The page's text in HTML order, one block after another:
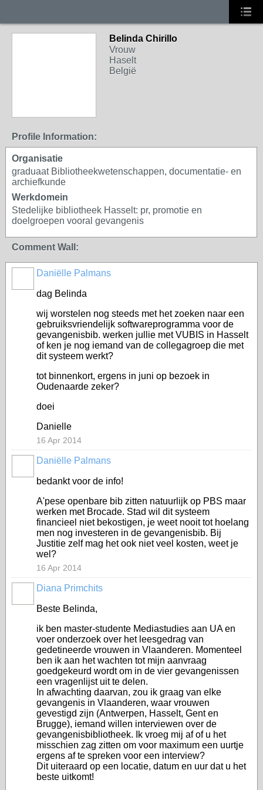
Belinda Chirillo
Vrouw
Haselt
België
Profile Information:
Organisatie
graduaat Bibliotheekwetenschappen, documentatie- en
archiefkunde
Werkdomein
Stedelijke bibliotheek Hasselt: pr, promotie en
doelgroepen vooral gevangenis
Comment Wall:
Daniëlle Palmans
dag Belinda
wij worstelen nog steeds met het zoeken naar een
gebruiksvriendelijk softwareprogramma voor de
gevangenisbib. werken jullie met VUBIS in Hasselt
of ken je nog iemand van de collegagroep die met
dit systeem werkt?
tot binnenkort, ergens in juni op bezoek in
Oudenaarde zeker?
doei
Danielle
16 Apr 2014
Daniëlle Palmans
bedankt voor de info!
A'pese openbare bib zitten natuurlijk op PBS maar
werken met Brocade. Stad wil dit systeem
financieel niet bekostigen, je weet nooit tot hoelang
men nog investeren in de gevangenisbib. Bij
Justitie zelf mag het ook niet veel kosten, weet je
wel?
16 Apr 2014
Diana Primchits
Beste Belinda,
ik ben master-studente Mediastudies aan UA en
voer onderzoek over het leesgedrag van
gedetineerde vrouwen in Vlaanderen. Momenteel
ben ik aan het wachten tot mijn aanvraag
goedgekeurd wordt om in de vier gevangenissen
een vragenlijst uit te delen.
In afwachting daarvan, zou ik graag van elke
gevangenis in Vlaanderen, waar vrouwen
gevestigd zijn (Antwerpen, Hasselt, Gent en
Brugge), iemand willen interviewen over de
gevangenisbibliotheek. Ik vroeg mij af of u het
misschien zag zitten om voor maximum een uurtje
ergens af te spreken voor een interview?
Dit uiteraard op een locatie, datum en uur dat u het
beste uitkomt!